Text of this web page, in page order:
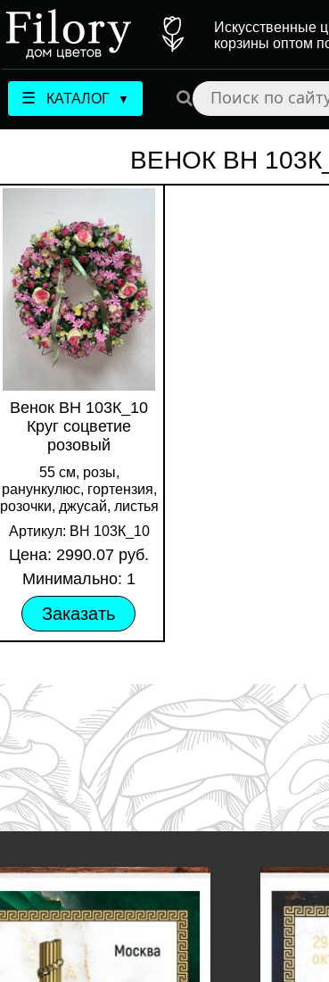
Искусственные
корзины оптом
☰ КАТАЛОГ ▼
ВЕНОК ВН
Венок ВН 103К_10
Круг соцветие
розовый
55 см, розы,
ранункулюс, гортензия,
розочки, джусай, листья
Артикул: ВН 103К_10
Цена: 2990.07 руб.
Минимально: 1
Заказать